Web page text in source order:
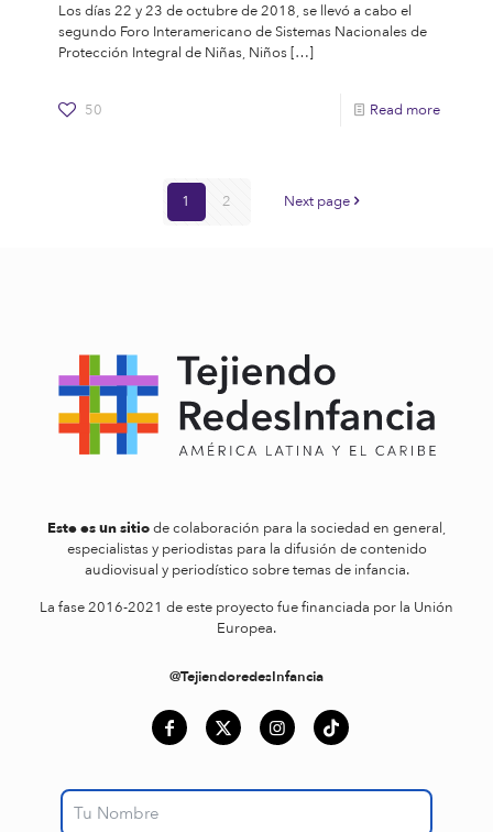
Los días 22 y 23 de octubre de 2018, se llevó a cabo el
segundo Foro Interamericano de Sistemas Nacionales de
Protección Integral de Niñas, Niños[…]
50 Read more
1 2 Next page
Este es un sitiode colaboración para la sociedad en general,
especialistas y periodistas para la difusión de contenido
audiovisual y periodístico sobre temas de infancia.
La fase 2016-2021 de este proyecto fue financiada por la Unión
Europea.
@TejiendoredesInfancia